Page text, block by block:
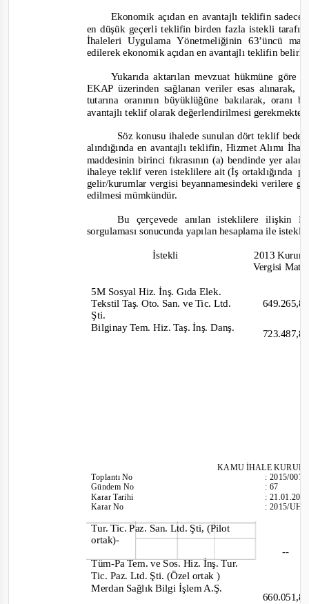
Ekonomik açıdan en avantajlı teklifin
en düşük geçerli teklifin birden fazla istekli
İhaleleri Uygulama Yönetmeliğinin 63’üncü
edilerek ekonomik açıdan en avantajlı teklifin
Yukarıda aktarılan mevzuat hükmüne
EKAP üzerinden sağlanan veriler esas alınarak,
tutarına oranının büyüklüğüne bakılarak,
avantajlı teklif olarak değerlendirilmesi
Söz konusu ihalede sunulan dört teklif
alındığında en avantajlı teklifin, Hizmet Alımı
maddesinin birinci fıkrasının (a) bendinde yer
ihaleye teklif verenisteklilere ait (İş ortaklığında
gelir/kurumlar vergisi beyannamesindeki verilere
edilmesi mümkündür.
Bu çerçevede anılan isteklilere ilişkin
sorgulaması sonucunda yapılan hesaplama ile
İstekli
2013
Vergisi
5M Sosyal Hiz. İnş. Gıda Elek.
Tekstil Taş. Oto. San. ve Tic. Ltd.
Şti.
Bilginay Tem. Hiz. Taş. İnş. Danş.
KAMU İHALE
ToplantıNo
Gündem No
Karar Tarihi
Karar No
:2015/007
:67
:
:2015/
Tur. Tic. Paz. San. Ltd. Şti, (Pilot
ortak)-
--
Tüm-Pa Tem. ve Sos. Hiz. İnş. Tur.
Tic. Paz. Ltd. Şti. (Özel ortak )
Merdan Sağlık Bilgi İşlem A.Ş.